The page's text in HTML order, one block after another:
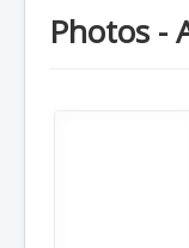
Photos -